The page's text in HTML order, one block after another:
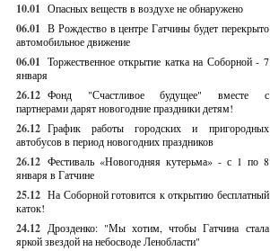
10.01 Опасных веществ в воздухе не обнаружено
06.01 В Рождество в центре Гатчины будет перекрыто
автомобильное движение
06.01 Торжественное открытие катка на Соборной - 7
января
26.12 Фонд "Счастливое будущее" вместе с
партнерами дарят новогодние праздники детям!
26.12 График работы городских и пригородных
автобусов в период новогодних праздников
26.12 Фестиваль «Новогодняя кутерьма» - с 1 по 8
января в Гатчине
25.12 На Соборной готовится к открытию бесплатный
каток!
24.12 Дрозденко: "Мы хотим, чтобы Гатчина стала
яркой звездой на небосводе Ленобласти"